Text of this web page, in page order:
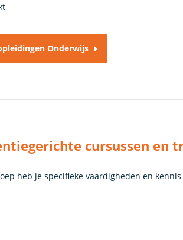
Onderwijs
cursussen en
heb je specifieke vaardigheden en